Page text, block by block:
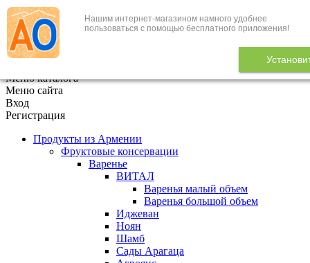
Нашим интернет-магазином намного удобнее
пользоваться с помощью бесплатного приложения!
+7 (495) 646-888-1
В корзине 0
Меню каталога
Меню сайта
Вход
Регистрация
Продукты из Армении
Фруктовые консервации
Варенье
ВИТАЛ
Варенья малый объем
Варенья большой объем
Иджеван
Ноян
Шамб
Сады Арагаца